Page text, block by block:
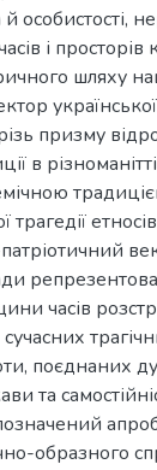
особистості,
і просторів
шляху
призму
в
трагедії
часів
поєднаних
та
образного